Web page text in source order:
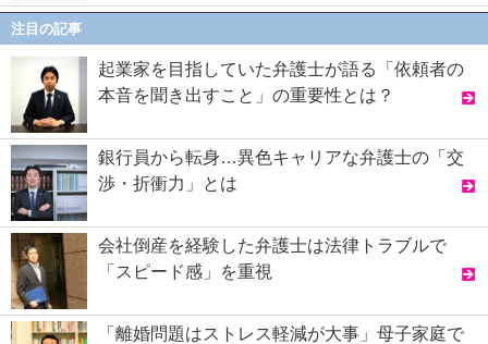
注目の記事
起業家を目指していた弁護士が語る「依頼者の
本音を聞き出すこと」の重要性とは？
銀行員から転身…異色キャリアな弁護士の「交
渉・折衝力」とは
会社倒産を経験した弁護士は法律トラブルで
「スピード感」を重視
「離婚問題はストレス軽減が大事」母子家庭で